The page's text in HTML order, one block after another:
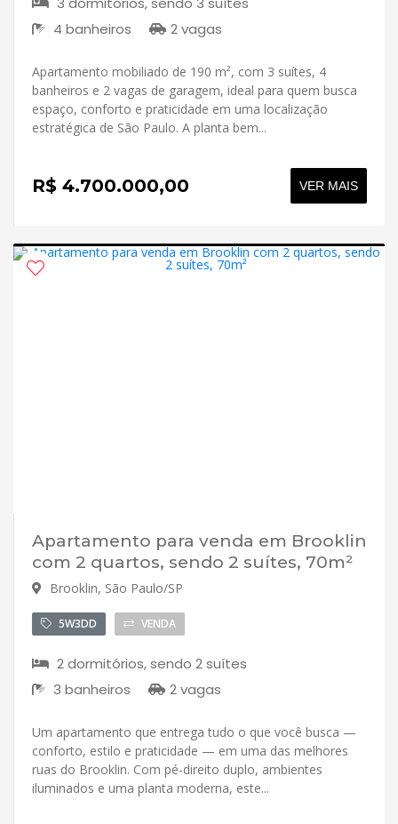
4 banheiros
2 vagas
Apartamento mobiliado de 190 m², com 3 suítes, 4
banheiros e 2 vagas de garagem, ideal para quem busca
espaço, conforto e praticidade em uma localização
estratégica de São Paulo. A planta bem...
R$ 4.700.000,00 VER MAIS
Apartamento para venda em Brooklin
com 2 quartos, sendo 2 suítes, 70m²
Brooklin, São Paulo/SP
5W3DD VENDA
2 dormitórios, sendo 2 suítes
3 banheiros
2 vagas
Um apartamento que entrega tudo o que você busca —
conforto, estilo e praticidade — em uma das melhores
ruas do Brooklin. Com pé-direito duplo, ambientes
iluminados e uma planta moderna, este...